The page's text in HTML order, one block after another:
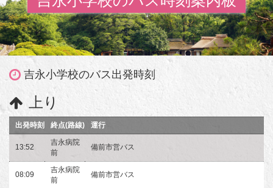
吉永小学校のバス出発時刻
上り
出発時刻 終点(路線) 運行
13:52
吉永病院
前
備前市営バス
08:09
吉永病院
前
備前市営バス